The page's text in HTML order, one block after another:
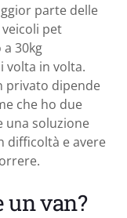
parte delle
pet
30kg
volta in volta.
privato dipende
che ho due
una soluzione
difficoltà e avere
un van?